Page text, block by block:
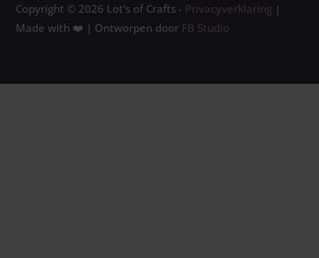
Copyright © 2026 Lot's of Crafts - Privacyverklaring |
Made with ❤️ | Ontworpen door FB Studio